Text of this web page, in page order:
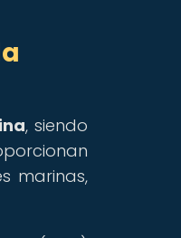
, siendo
marinas,